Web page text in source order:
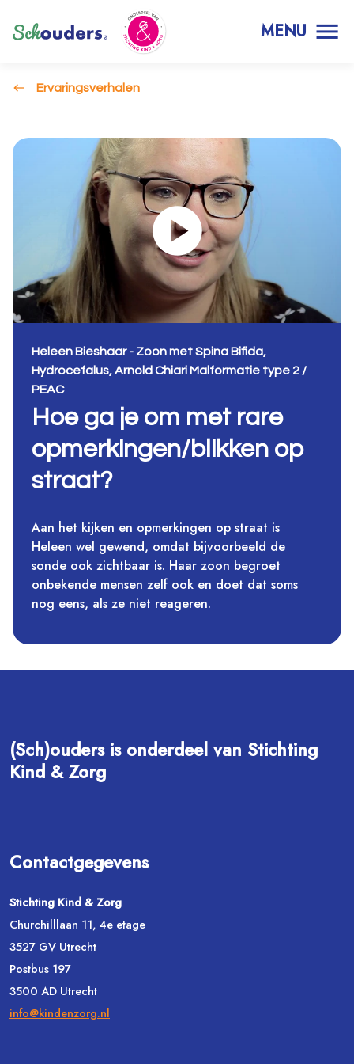
MENU
Ervaringsverhalen
Heleen Bieshaar - Zoon met Spina Bifida,
Hydrocefalus, Arnold Chiari Malformatie type 2 /
PEAC
Hoe ga je om met rare
opmerkingen/blikken op
straat?
Aan het kijken en opmerkingen op straat is
Heleen wel gewend, omdat bijvoorbeeld de
sonde ook zichtbaar is. Haar zoon begroet
onbekende mensen zelf ook en doet dat soms
nog eens, als ze niet reageren.
(Sch)ouders is onderdeel van Stichting
Kind & Zorg
Contactgegevens
Stichting Kind & Zorg
Churchilllaan 11, 4e etage
3527 GV Utrecht
Postbus 197
3500 AD Utrecht
info@kindenzorg.nl